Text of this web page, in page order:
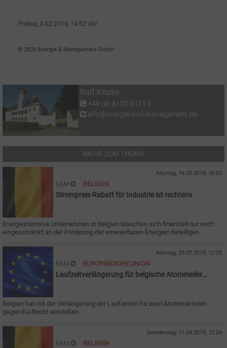
Freitag, 8.02.2019, 14:52 Uhr
© 2026 Energie & Management GmbH
Ralf Köpke
+49 (0) 8152 9311 0
info@energie-und-management.de
MEHR ZUM THEMA
Montag, 16.09.2019, 16:03
E&M BELGIEN
Strompreis-Rabatt für Industrie ist rechtens
Energieintensive Unternehmen in Belgien brauchen sich finanziell nur noch
eingeschränkt an der Förderung der erneuerbaren Energien beteiligen.
Montag, 29.07.2019, 12:33
E&M EUROPAEISCHE UNION
Laufzeitverlängerung für belgische Atommeiler
Belgien hat mit der Verlängerung der Laufzeiten für zwei Atomreaktoren
gegen EU-Recht verstoßen.
Donnerstag, 11.04.2019, 12:24
E&M BELGIEN